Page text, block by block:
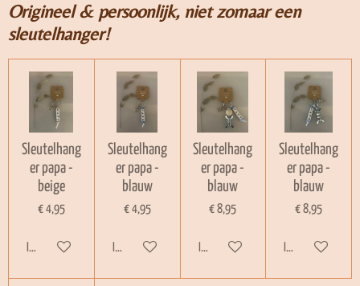
Origineel & persoonlijk, niet zomaar een
sleutelhanger!
Sleutelhang
er papa -
beige
€ 4,95
In winkelwagen
Sleutelhang
er papa -
blauw
€ 4,95
In winkelwagen
Sleutelhang
er papa -
blauw
€ 8,95
In winkelwagen
Sleutelhang
er papa -
blauw
€ 8,95
In winkelwagen